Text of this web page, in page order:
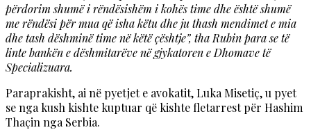
përdorim shumë i rëndësishëm i kohës time dhe është shumë
me rëndësi për mua që isha këtu dhe ju thash mendimet e mia
dhe tash dëshminë time në këtë çështje”, tha Rubin para se të
linte bankën e dëshmitarëve në gjykatoren e Dhomave të
Specializuara.
Paraprakisht, ai në pyetjet e avokatit, Luka Misetiç, u pyet
se nga kush kishte kuptuar që kishte fletarrest për Hashim
Thaçin nga Serbia.